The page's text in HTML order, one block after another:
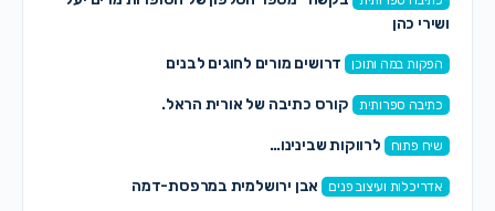
ושירי כהן
הפקות במה ותוכן דרושים מורים לחוגים לבנים
כתיבה ספרותית קורס כתיבה של אורית הראל.
שיח פתוח לרווקות שבינינו…
אדריכלות ועיצוב פנים אבן ירושלמית במרפסת-דמה